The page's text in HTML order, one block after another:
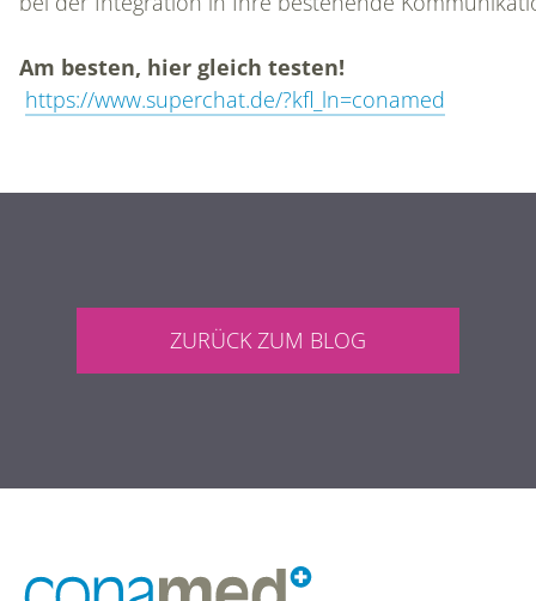
Am besten, hier gleich testen!
https://www.superchat.de/?kfl_ln=conamed
ZURÜCK ZUM BLOG